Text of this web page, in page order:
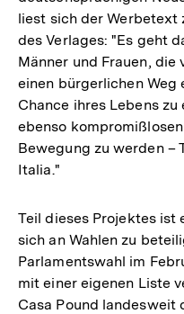
liest sich der Werbetext
des Verlages: "Es geht
Männer und Frauen, die
einen bürgerlichen Weg
Chance ihres Lebens
ebenso
Bewegung zu werden –
Italia."
Teil dieses Projektes ist
sich an Wahlen zu
Parlamentswahl im
mit einer eigenen Liste
Casa Pound landesweit